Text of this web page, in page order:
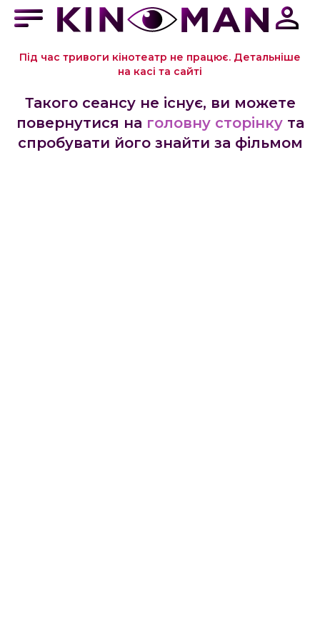
Під час тривоги кінотеатр не працює. Детальніше
на касі та сайті
Такого сеансу не існує, ви можете
повернутися на головну сторінку та
спробувати його знайти за фільмом